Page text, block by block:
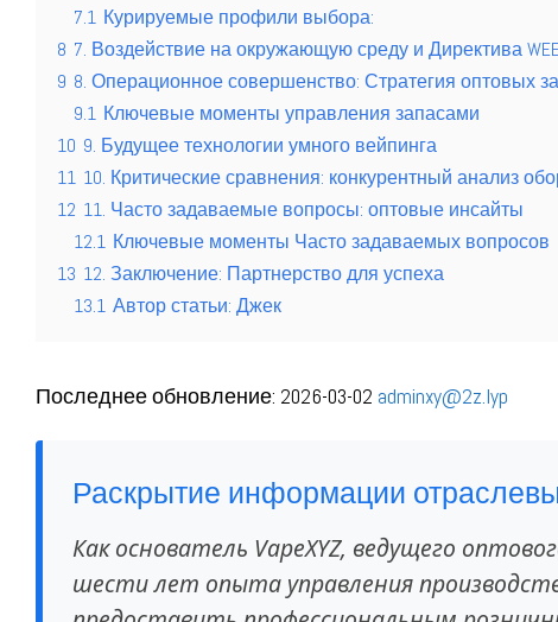
7.1 Курируемые профили выбора:
8 7. Воздействие на окружающую среду и Директива
9 8. Операционное совершенство: Стратегия оптовых
9.1 Ключевые моменты управления запасами
10 9. Будущее технологии умного вейпинга
11 10. Критические сравнения: конкурентный анализ
12 11. Часто задаваемые вопросы: оптовые инсайты
12.1 Ключевые моменты Часто задаваемых вопросов
13 12. Заключение: Партнерство для успеха
13.1 Автор статьи: Джек
Последнее обновление: 2026-03-02 adminxy@2z.lyp
Раскрытие информации
Как основатель VapeXYZ, ведущего
шести лет опыта управления